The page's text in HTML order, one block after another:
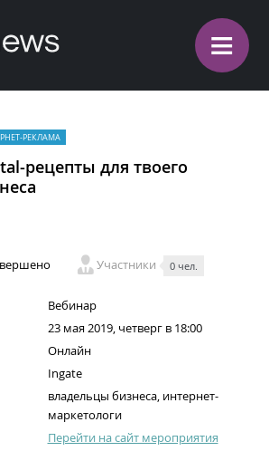
≡
РЕКЛАМА
рецепты для твоего
Участники 0 чел.
Вебинар
23 мая 2019, четверг в 18:00
Онлайн
Ingate
владельцы бизнеса, интернет-
маркетологи
Перейти на сайт мероприятия